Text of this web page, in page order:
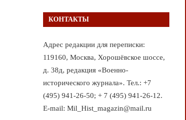
КОНТАКТЫ
Адрес редакции для переписки:
119160, Москва, Хорошёвское шоссе,
д. 38д, редакция «Военно-
исторического журнала». Тел.: +7
(495) 941-26-50; + 7 (495) 941-26-12.
E-mail: Mil_Hist_magazin@mail.ru